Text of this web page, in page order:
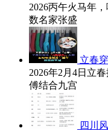
2026丙午火马年
数名家张盛
立春
2026年2月4日立
傅结合九宫
四川